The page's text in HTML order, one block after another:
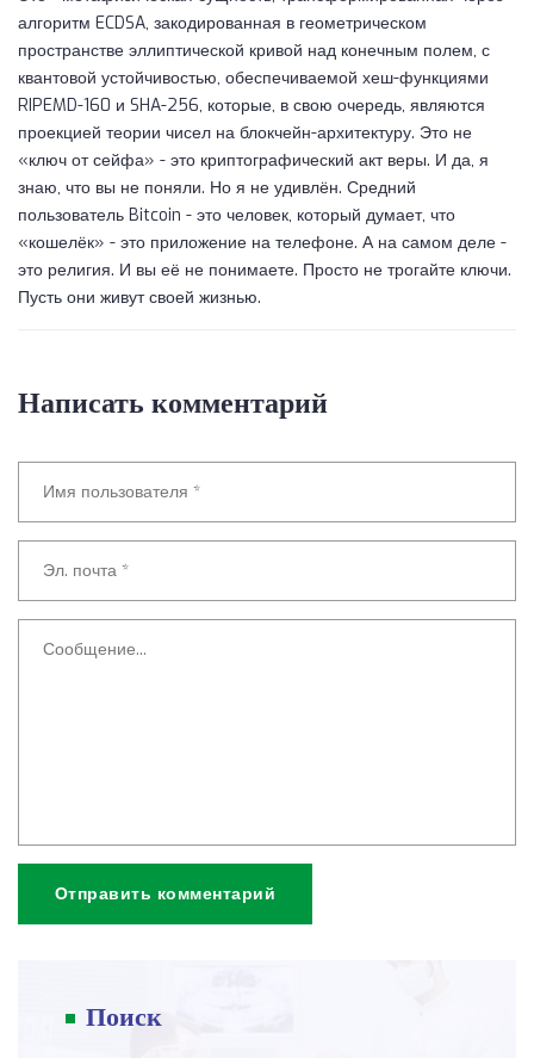
алгоритм ECDSA, закодированная в геометрическом
пространстве эллиптической кривой над конечным полем, с
квантовой устойчивостью, обеспечиваемой хеш-функциями
RIPEMD-160 и SHA-256, которые, в свою очередь, являются
проекцией теории чисел на блокчейн-архитектуру. Это не
«ключ от сейфа» - это криптографический акт веры. И да, я
знаю, что вы не поняли. Но я не удивлён. Средний
пользователь Bitcoin - это человек, который думает, что
«кошелёк» - это приложение на телефоне. А на самом деле -
это религия. И вы её не понимаете. Просто не трогайте ключи.
Пусть они живут своей жизнью.
Написать комментарий
Отправить комментарий
Поиск